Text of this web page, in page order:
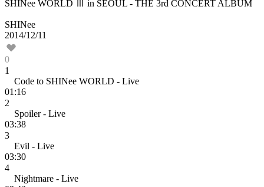
SHINee WORLD Ⅲ in SEOUL - THE 3rd CONCERT ALBUM
SHINee
2014/12/11
0
1
Code to SHINee WORLD - Live
01:16
2
Spoiler - Live
03:38
3
Evil - Live
03:30
4
Nightmare - Live